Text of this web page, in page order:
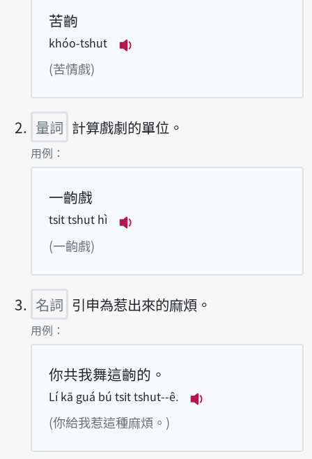
苦齣
khóo-tshut
(苦情戲)
量詞 計算戲劇的單位。
第2項釋義的
用例：
一齣戲
tsi̍t tshut hì
(一齣戲)
名詞 引申為惹出來的麻煩。
第3項釋義的
用例：
你共我舞這齣的。
Lí kā guá bú tsit tshut--ê.
(你給我惹這種麻煩。)